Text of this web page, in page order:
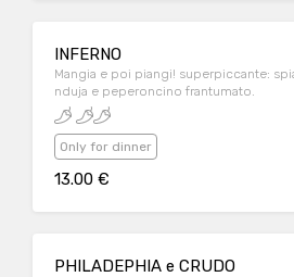
INFERNO
Mangia e poi piangi! superpiccante:
nduja e peperoncino frantumato.
Only for dinner
13.00 €
PHILADEPHIA e CRUDO